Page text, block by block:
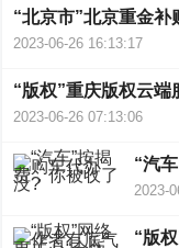
“北京市”北京重金
2023-06-26 16:13:17
“版权”重庆版权云端
2023-06-26 07:13:06
“汽
2023-
“版